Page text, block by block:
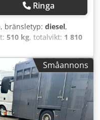
Ringa
, bränsletyp: diesel,
510 kg, totalvikt: 1 810
diesel,
3-cylindrig,
1 sittplats, analog
bak, svängbar, 2 främre
varningsljus,
Småannons